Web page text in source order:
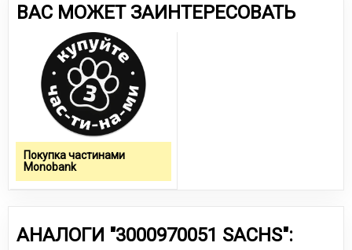
ВАС МОЖЕТ ЗАИНТЕРЕСОВАТЬ
Покупка частинами
Monobank
АНАЛОГИ "3000970051 SACHS":